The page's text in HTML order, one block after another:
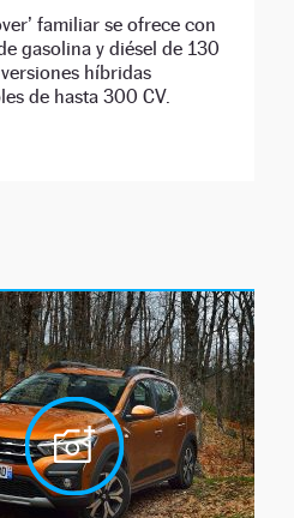
familiar se ofrece con
gasolina y diésel de 130
híbridas
de hasta 300 CV.